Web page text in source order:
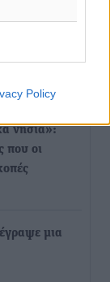
Policy
για
νησιά»:
που οι
μια